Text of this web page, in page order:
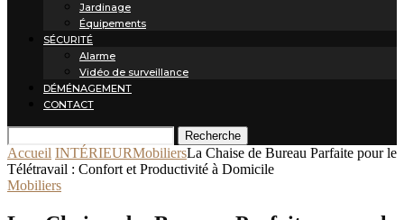
Jardinage
Équipements
SÉCURITÉ
Alarme
Vidéo de surveillance
DÉMÉNAGEMENT
CONTACT
Recherche
Accueil INTÉRIEURMobiliersLa Chaise de Bureau Parfaite pour le
Télétravail : Confort et Productivité à Domicile
Mobiliers